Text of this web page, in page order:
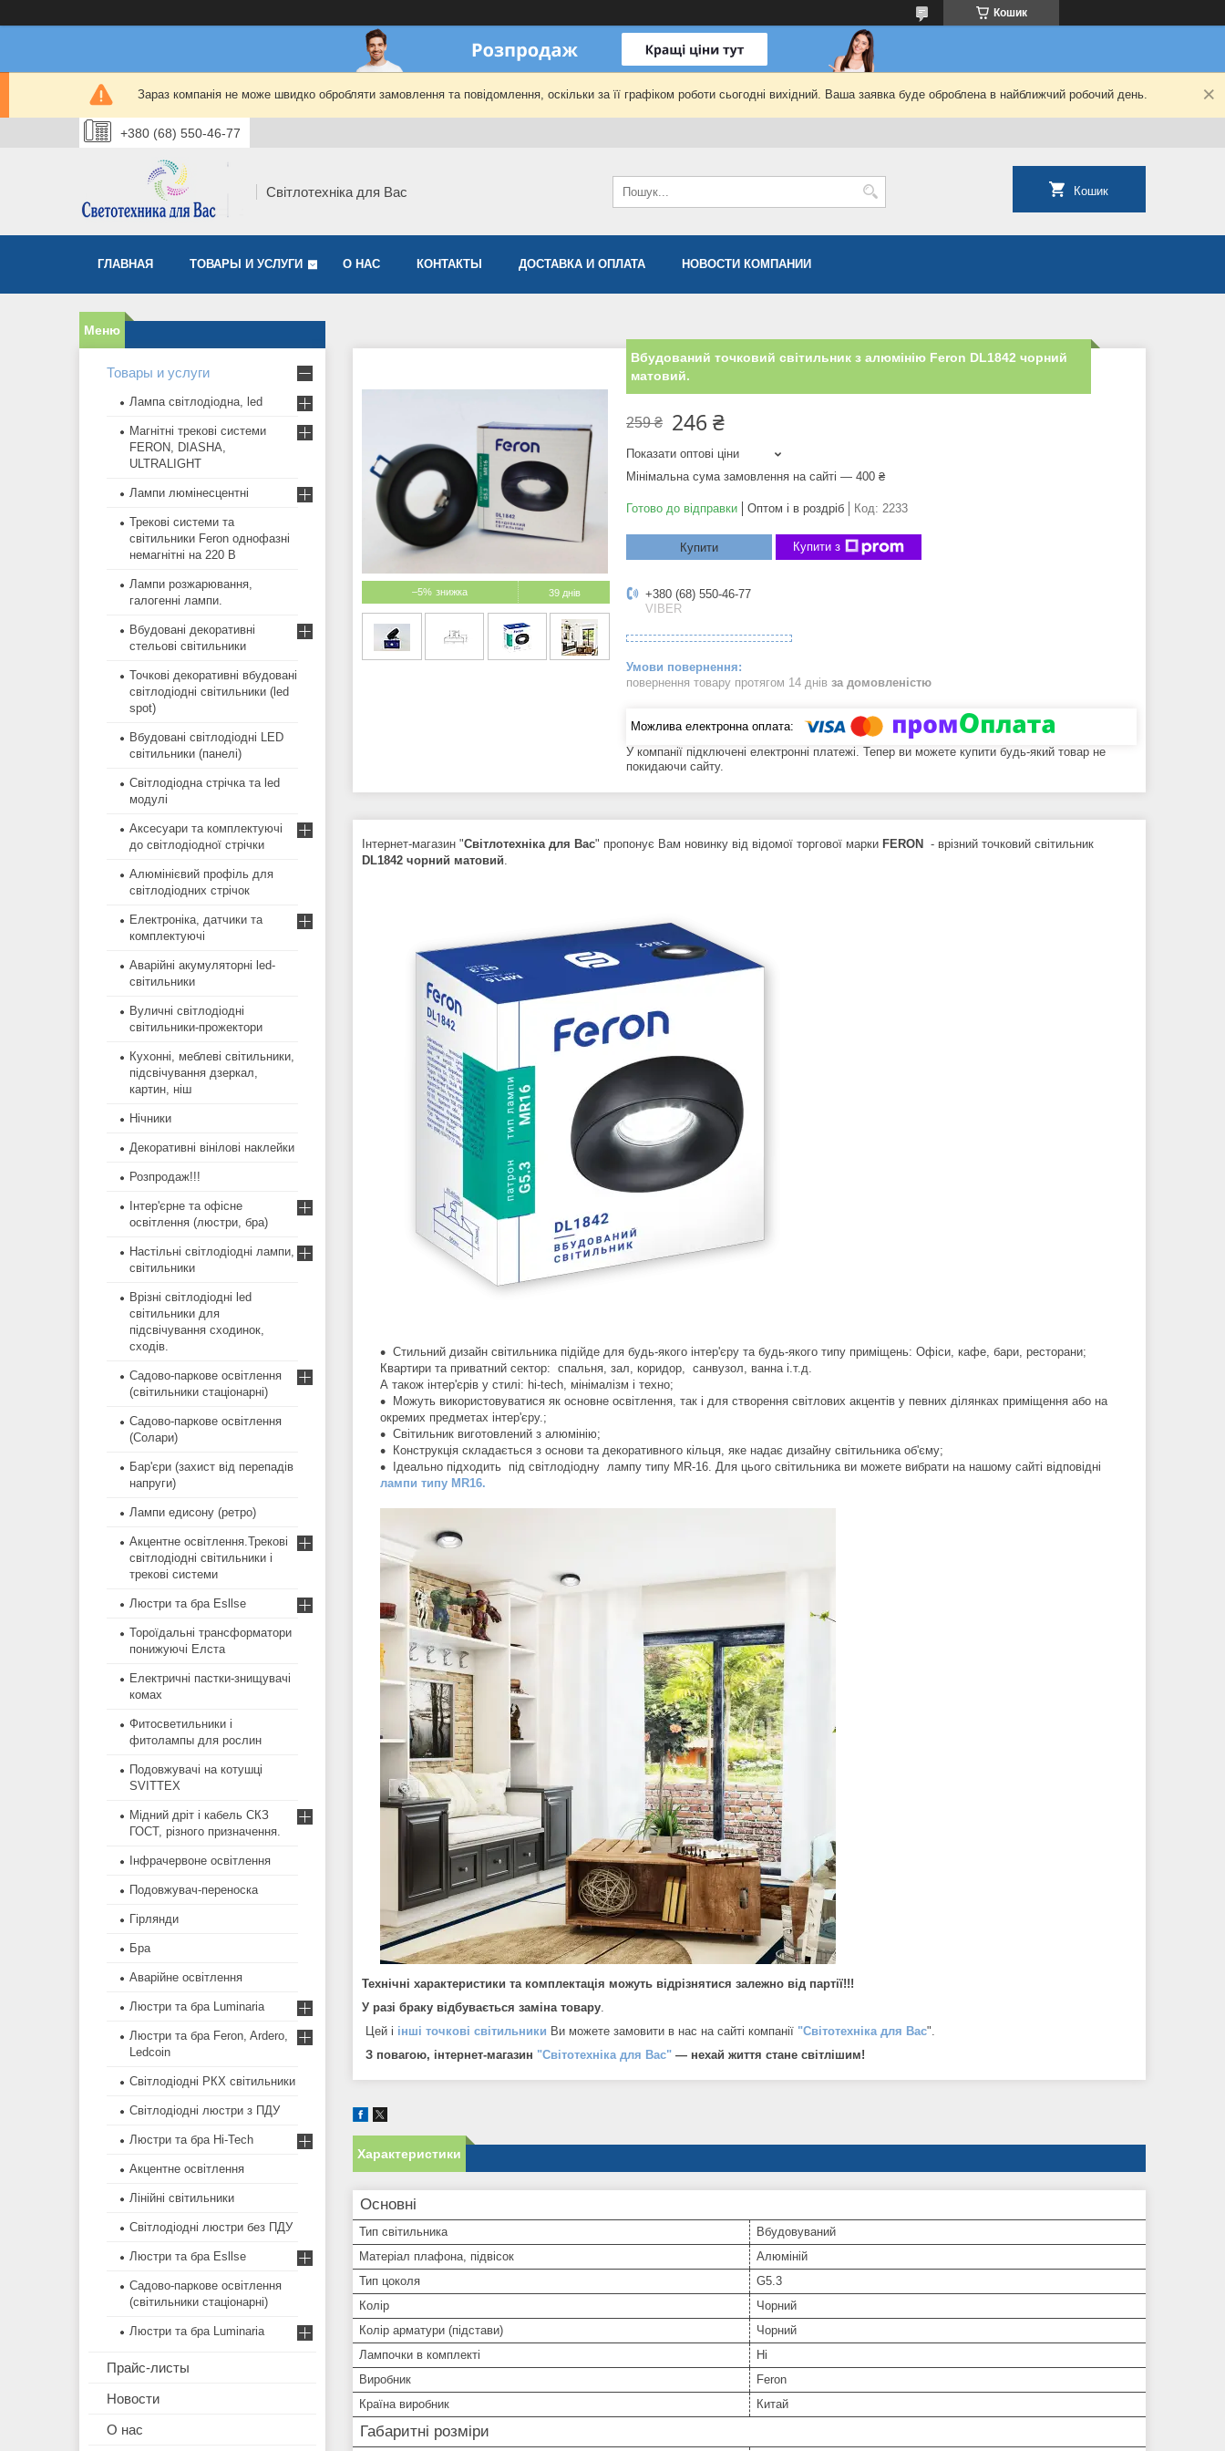
Кошик
Зараз компанія не може швидко обробляти замовлення та повідомлення, оскільки за її графіком роботи сьогодні вихідний. Ваша заявка буде оброблена в найближчий робочий день.
+380 (68) 550-46-77
Світлотехніка для Вас Кошик
ГЛАВНАЯ ТОВАРЫ И УСЛУГИ О НАС КОНТАКТЫ ДОСТАВКА И ОПЛАТА НОВОСТИ КОМПАНИИ
–5% 39 днів
Вбудований точковий світильник з алюмінію Feron DL1842 чорний
матовий.
259 ₴ 246 ₴
Показати оптові ціни
Мінімальна сума замовлення на сайті — 400 ₴
Готово до відправки Оптом і в роздріб Код: 2233
Купити Купити з
+380 (68) 550-46-77
VIBER
повернення товару протягом 14 днів за домовленістю
У компанії підключені електронні платежі. Тепер ви можете купити будь-який товар не
покидаючи сайту.
Інтернет-магазин "Світлотехніка для Вас" пропонує Вам новинку від відомої торгової марки FERON
- врізний точковий світильник
DL1842 чорний матовий
Стильний дизайн світильника підійде для будь-якого інтер'єру та будь-якого типу приміщень: Офіси, кафе, бари, ресторани;
Квартири та приватний сектор: спальня, зал, коридор, санвузол, ванна і.т.д.
А також інтер'єрів у стилі: hi-tech, мінімалізм і техно;
Можуть використовуватися як основне освітлення, так і для створення світлових акцентів у певних ділянках приміщення або на
окремих предметах інтер'єру.;
Світильник виготовлений з алюмінію;
Конструкція складається з основи та декоративного кільця, яке надає дизайну світильника об'єму;
Ідеально підходить під світлодіодну лампу типу MR-16. Для цього світильника ви можете вибрати на нашому сайті відповідні
лампи типу MR16.
Технічні характеристики та комплектація можуть відрізнятися залежно від партії!!!
У разі браку відбувається заміна товару
Цей і інші точкові світильники Ви можете замовити в нас на сайті компанії "Світотехніка для Вас".
З повагою, інтернет-магазин "Світотехніка для Вас" — нехай життя стане світлішим!
Характеристики
Основні
Тип світильника
Вбудовуваний
Матеріал плафона, підвісок
Алюміній
Тип цоколя
G5.3
Колір
Чорний
Колір арматури (підстави)
Чорний
Лампочки в комплекті
Ні
Виробник
Feron
Країна виробник
Китай
Габаритні розміри
Товары и услуги
Лампа світлодіодна, led
Магнітні трекові системи
FERON, DIASHA,
ULTRALIGHT
Лампи люмінесцентні
Трекові системи та
світильники Feron однофазні
немагнітні на 220 В
Лампи розжарювання,
галогенні лампи.
Вбудовані декоративні
стельові світильники
Точкові декоративні вбудовані
світлодіодні світильники (led
spot)
Вбудовані світлодіодні LED
світильники (панелі)
Світлодіодна стрічка та led
модулі
Аксесуари та комплектуючі
до світлодіодної стрічки
Алюмінієвий профіль для
світлодіодних стрічок
Електроніка, датчики та
комплектуючі
Аварійні акумуляторні led-
світильники
Вуличні світлодіодні
світильники-прожектори
Кухонні, меблеві світильники,
підсвічування дзеркал,
картин, ніш
Нічники
Декоративні вінілові наклейки
Розпродаж!!!
Інтер'єрне та офісне
освітлення (люстри, бра)
Настільні світлодіодні лампи,
світильники
Врізні світлодіодні led
світильники для
підсвічування сходинок,
сходів.
Садово-паркове освітлення
(світильники стаціонарні)
Садово-паркове освітлення
(Солари)
Бар'єри (захист від перепадів
напруги)
Лампи едисону (ретро)
Акцентне освітлення.Трекові
світлодіодні світильники і
трекові системи
Люстри та бра Esllse
Тороїдальні трансформатори
понижуючі Елста
Електричні пастки-знищувачі
комах
Фитосветильники і
фитолампы для рослин
Подовжувачі на котушці
SVITTEX
Мідний дріт і кабель СКЗ
ГОСТ, різного призначення.
Інфрачервоне освітлення
Подовжувач-переноска
Гірлянди
Бра
Аварійне освітлення
Люстри та бра Luminaria
Люстри та бра Feron, Ardero,
Ledcoin
Світлодіодні РКХ світильники
Світлодіодні люстри з ПДУ
Люстри та бра Hi-Tech
Акцентне освітлення
Лінійні світильники
Світлодіодні люстри без ПДУ
Люстри та бра Esllse
Садово-паркове освітлення
(світильники стаціонарні)
Люстри та бра Luminaria
Прайс-листы
Новости
О нас